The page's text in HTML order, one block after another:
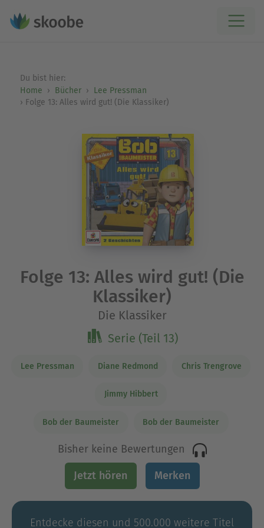
Du bist hier:
Home
Bücher
Lee Pressman
Folge 13: Alles wird gut! (Die Klassiker)
Folge 13: Alles wird gut! (Die
Klassiker)
Die Klassiker
Serie (Teil 13)
Lee Pressman Diane Redmond Chris Trengrove
Jimmy Hibbert
Bob der Baumeister Bob der Baumeister
Bisher keine Bewertungen
Jetzt hören Merken
Entdecke diesen und 500.000 weitere Titel